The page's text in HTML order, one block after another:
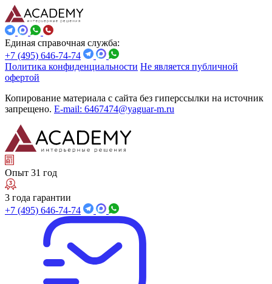
Единая справочная служба:
+7 (495) 646-74-74
Политика конфиденциальности Не является публичной
офертой
Копирование материала с сайта без гиперссылки на источник
запрещено. E-mail: 6467474@yaguar-m.ru
Опыт 31 год
3 года гарантии
+7 (495) 646-74-74